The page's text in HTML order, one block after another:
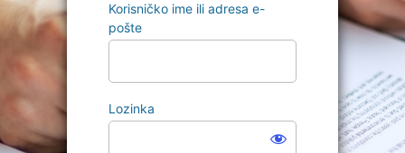
Korisničko ime ili adresa e-
pošte
Lozinka